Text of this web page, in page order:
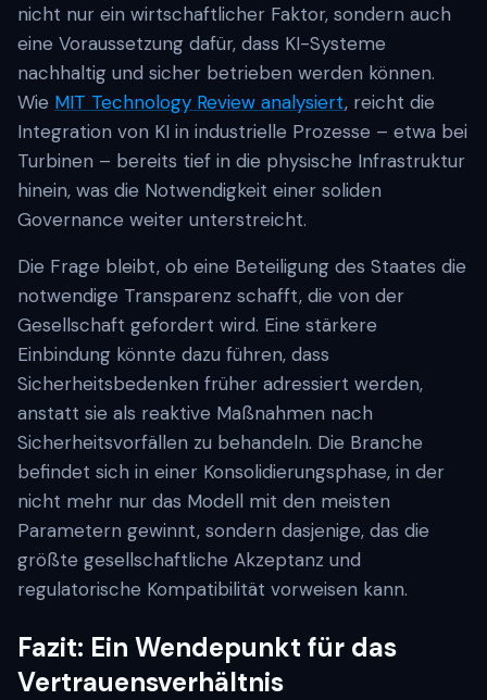
nicht nur ein wirtschaftlicher Faktor, sondern auch
eine Voraussetzung dafür, dass KI-Systeme
nachhaltig und sicher betrieben werden können.
Wie MIT Technology Review analysiert, reicht die
Integration von KI in industrielle Prozesse – etwa bei
Turbinen – bereits tief in die physische Infrastruktur
hinein, was die Notwendigkeit einer soliden
Governance weiter unterstreicht.
Die Frage bleibt, ob eine Beteiligung des Staates die
notwendige Transparenz schafft, die von der
Gesellschaft gefordert wird. Eine stärkere
Einbindung könnte dazu führen, dass
Sicherheitsbedenken früher adressiert werden,
anstatt sie als reaktive Maßnahmen nach
Sicherheitsvorfällen zu behandeln. Die Branche
befindet sich in einer Konsolidierungsphase, in der
nicht mehr nur das Modell mit den meisten
Parametern gewinnt, sondern dasjenige, das die
größte gesellschaftliche Akzeptanz und
regulatorische Kompatibilität vorweisen kann.
Fazit: Ein Wendepunkt für das
Vertrauensverhältnis